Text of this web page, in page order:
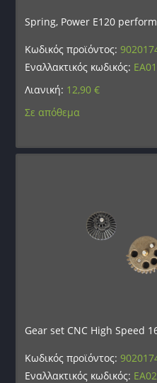
Spring, Power E120
Κωδικός προϊόντος:
Εναλλακτικός κωδικός:
Λιανική: 12,90€
Σε απόθεμα
Gear set CNC High Speed
Κωδικός προϊόντος:
Εναλλακτικός κωδικός: